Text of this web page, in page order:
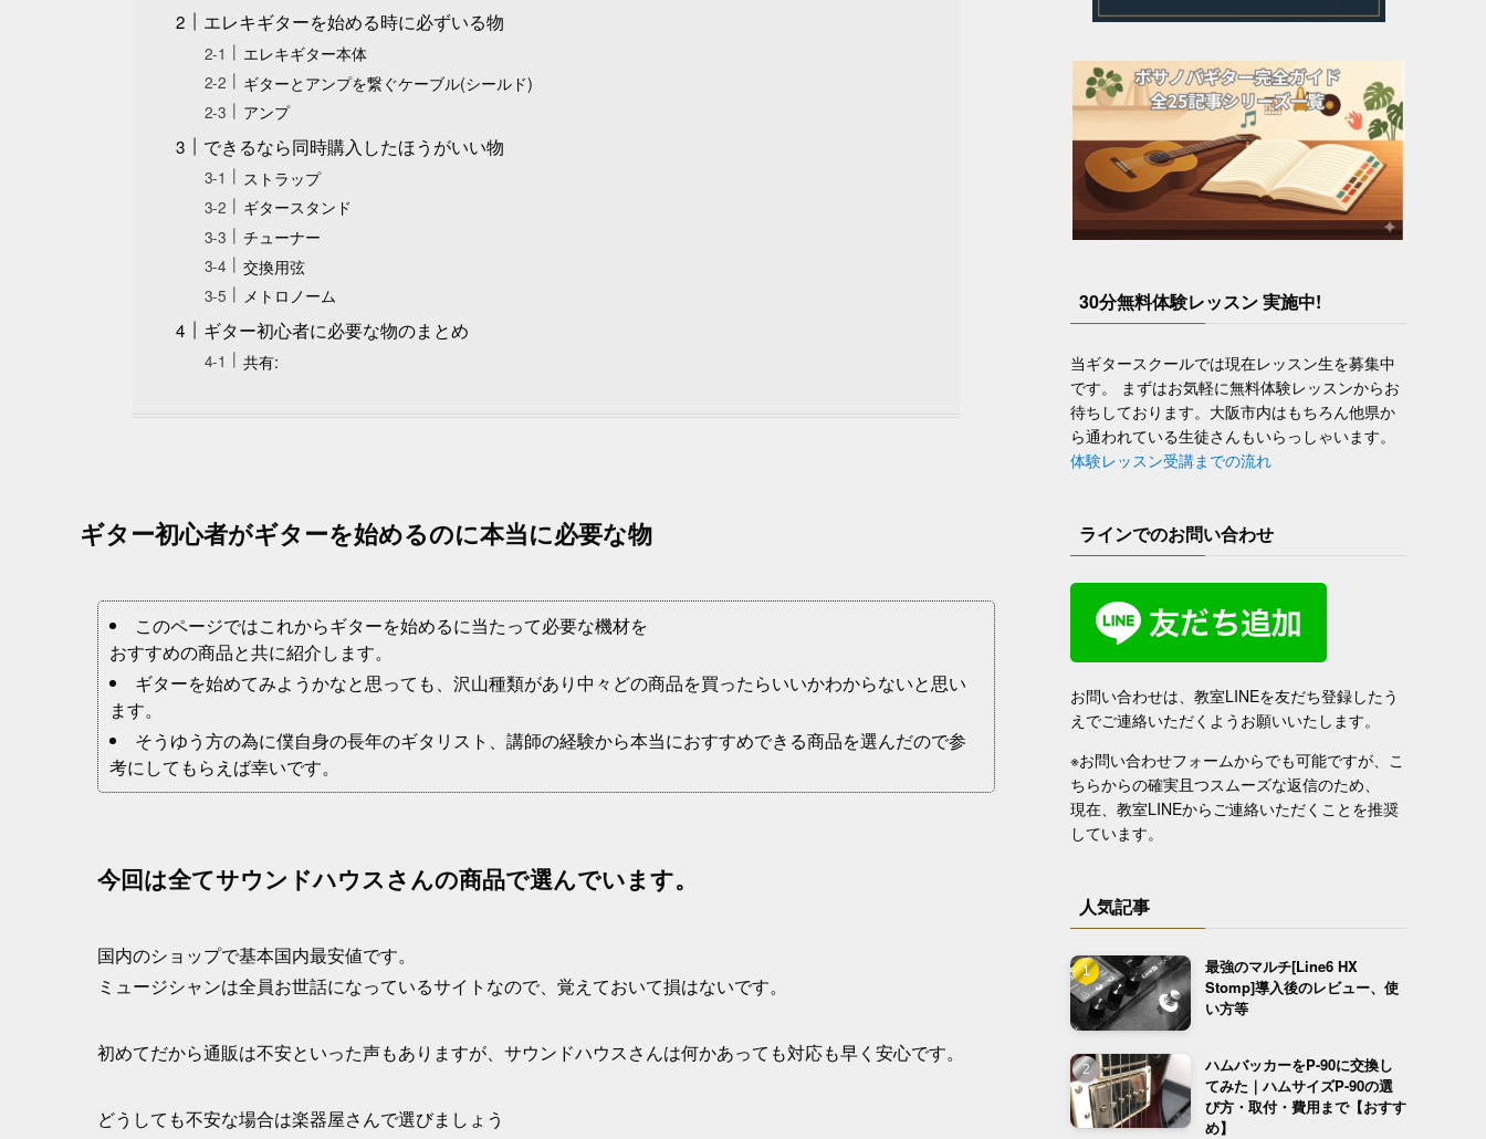
エレキギターを始める時に必ずいる物
エレキギター本体
ギターとアンプを繋ぐケーブル(シールド)
アンプ
できるなら同時購入したほうがいい物
ストラップ
ギタースタンド
チューナー
交換用弦
メトロノーム
ギター初心者に必要な物のまとめ
共有:
ギター初心者がギターを始めるのに本当に必要な物
このページではこれからギターを始めるに当たって必要な機材を
おすすめの商品と共に紹介します。
ギターを始めてみようかなと思っても、沢山種類があり中々どの商品を買ったらいいかわからないと思い
ます。
そうゆう方の為に僕自身の長年のギタリスト、講師の経験から本当におすすめできる商品を選んだので参
考にしてもらえば幸いです。
今回は全てサウンドハウスさんの商品で選んでいます。
国内のショップで基本国内最安値です。
ミュージシャンは全員お世話になっているサイトなので、覚えておいて損はないです。
初めてだから通販は不安といった声もありますが、サウンドハウスさんは何かあっても対応も早く安心です。
どうしても不安な場合は楽器屋さんで選びましょう
30分無料体験レッスン 実施中!
当ギタースクールでは現在レッスン生を募集中
です。 まずはお気軽に無料体験レッスンからお
待ちしております。大阪市内はもちろん他県か
ら通われている生徒さんもいらっしゃいます。
体験レッスン受講までの流れ
ラインでのお問い合わせ
お問い合わせは、教室LINEを友だち登録したう
えでご連絡いただくようお願いいたします。
※お問い合わせフォームからでも可能ですが、こ
ちらからの確実且つスムーズな返信のため、
現在、教室LINEからご連絡いただくことを推奨
しています。
人気記事
最強のマルチ[Line6 HX
Stomp]導入後のレビュー、使
い方等
ハムバッカーをP-90に交換し
てみた｜ハムサイズP-90の選
び方・取付・費用まで【おすす
め】